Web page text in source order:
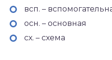
всп. –
осн. – основная
сх. – схема